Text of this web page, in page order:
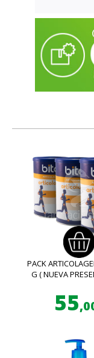
PACK
G ( NUEVA
55